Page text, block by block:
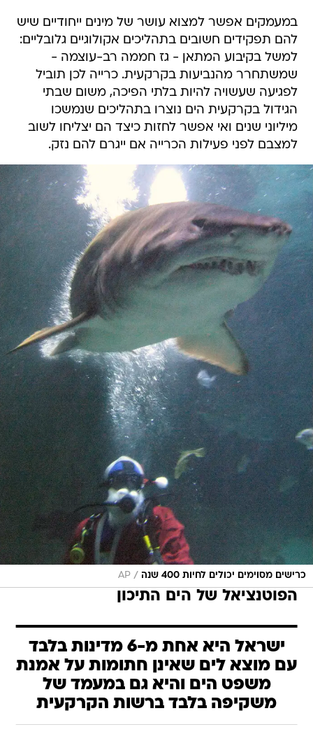
במעמקים אפשר למצוא עושר של מינים ייחודיים שיש
להם תפקידים חשובים בתהליכים אקולוגיים גלובליים:
למשל בקיבוע המתאן - גז חממה רב-עוצמה -
שמשתחרר מהנביעות בקרקעית. כרייה לכן תוביל
לפגיעה שעשויה להיות בלתי הפיכה, משום שבתי
הגידול בקרקעית הים נוצרו בתהליכים שנמשכו
מיליוני שנים ואי אפשר לחזות כיצד הם יצליחו לשוב
למצבם לפני פעילות הכרייה אם ייגרם להם נזק.
כרישים מסוימים יכולים לחיות 400 שנה /
AP
הפוטנציאל של הים התיכון
ישראל היא אחת מ-6 מדינות בלבד
עם מוצא לים שאינן חתומות על אמנת
משפט הים והיא גם במעמד של
משקיפה בלבד ברשות הקרקעית